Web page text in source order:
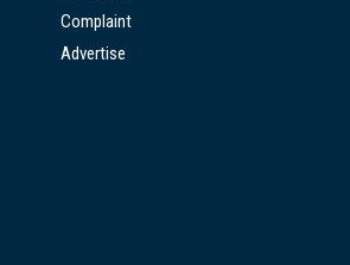
Complaint
Advertise